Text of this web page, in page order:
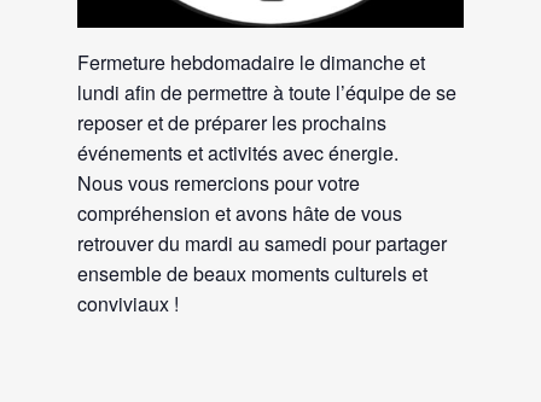
Fermeture hebdomadaire le dimanche et
lundi afin de permettre à toute l’équipe de se
reposer et de préparer les prochains
événements et activités avec énergie.
Nous vous remercions pour votre
compréhension et avons hâte de vous
retrouver du mardi au samedi pour partager
ensemble de beaux moments culturels et
conviviaux !